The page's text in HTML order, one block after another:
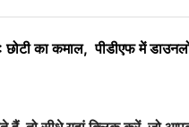
छोटी का कमाल, पीडीएफ में